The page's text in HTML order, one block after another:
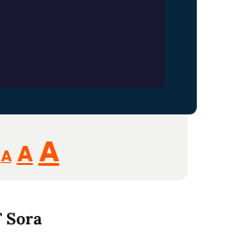
A
Reducir
tamaño
A Restablecer
AAumentar